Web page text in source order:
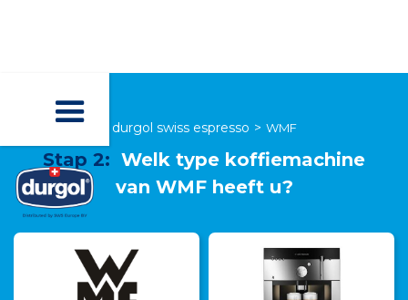
durgol swiss espresso > WMF
Stap 2: Welk type koffiemachine
van WMFheeft u?